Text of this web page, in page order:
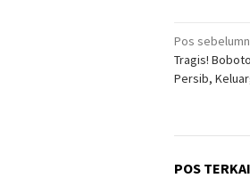
pos
Pos
Tragis!
Persib,
POS